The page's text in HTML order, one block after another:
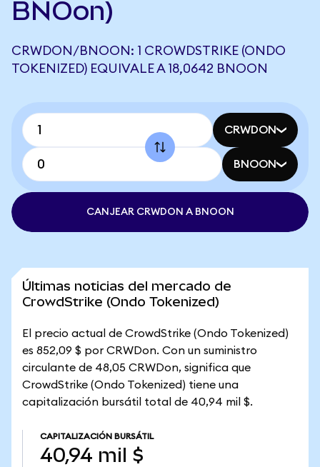
BNOon)
CRWDON/BNOON: 1 CROWDSTRIKE (ONDO
TOKENIZED) EQUIVALE A 18,0642 BNOON
CRWDON
BNOON
CANJEAR CRWDON A BNOON
Últimas noticias del mercado de
CrowdStrike (Ondo Tokenized)
El precio actual de CrowdStrike (Ondo Tokenized)
es 852,09 $ por CRWDon. Con un suministro
circulante de 48,05 CRWDon, significa que
CrowdStrike (Ondo Tokenized) tiene una
capitalización bursátil total de 40,94 mil $.
CAPITALIZACIÓN BURSÁTIL
40,94 mil $